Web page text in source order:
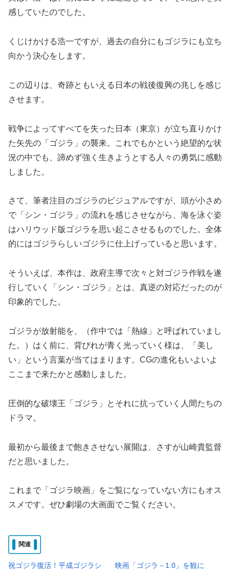
感していたのでした。
くじけかける浩一ですが、過去の自分にもゴジラにも立ち
向かう決心をします。
この辺りは、奇跡ともいえる日本の戦後復興の兆しを感じ
させます。
戦争によってすべてを失った日本（東京）が立ち直りかけ
た矢先の「ゴジラ」の襲来。これでもかという絶望的な状
況の中でも、諦めず強く生きようとする人々の勇気に感動
しました。
さて、筆者注目のゴジラのビジュアルですが、頭が小さめ
で「シン・ゴジラ」の流れを感じさせながら、海を泳ぐ姿
はハリウッド版ゴジラを思い起こさせるものでした。全体
的にはゴジラらしいゴジラに仕上げっていると思います。
そういえば、本作は、政府主導で次々と対ゴジラ作戦を遂
行していく「シン・ゴジラ」とは、真逆の対応だったのが
印象的でした。
ゴジラが放射能を、（作中では「熱線」と呼ばれていまし
た。）はく前に、背びれが青く光っていく様は、「美し
い」という言葉が当てはまります。CGの進化もいよいよ
ここまで来たかと感動しました。
圧倒的な破壊王「ゴジラ」とそれに抗っていく人間たちの
ドラマ。
最初から最後まで飽きさせない展開は、さすが山崎貴監督
だと思いました。
これまで「ゴジラ映画」をご覧になっていない方にもオス
スメです。ぜひ劇場の大画面でご覧ください。
関連
祝ゴジラ復活！平成ゴジラシ
映画「ゴジラ－1.0」を観に